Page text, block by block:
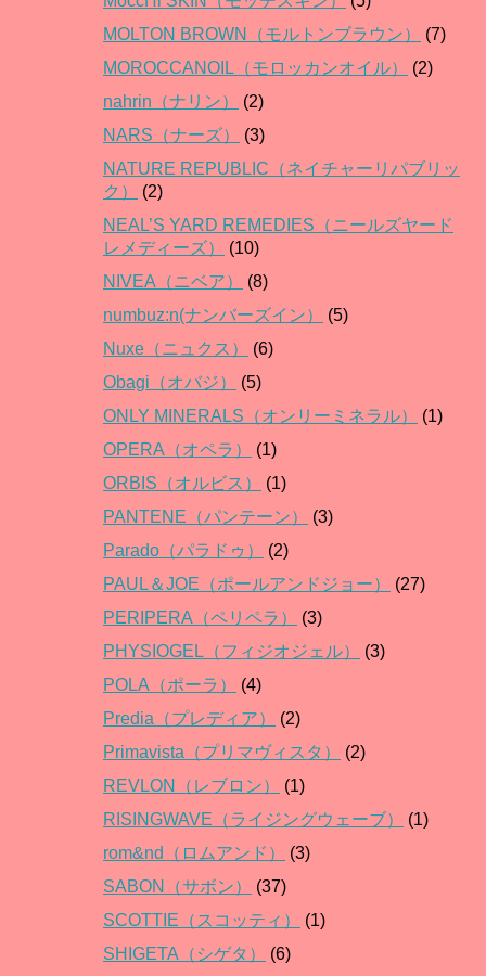
MOLTON BROWN（モルトンブラウン）
(7)
MOROCCANOIL（モロッカンオイル）
(2)
nahrin（ナリン）
(2)
NARS（ナーズ）
(3)
NATURE REPUBLIC（ネイチャーリパブリッ
ク）
(2)
NEAL’S YARD REMEDIES（ニールズヤード
レメディーズ）
(10)
NIVEA（ニベア）
(8)
numbuz:n(ナンバーズイン）
(5)
Nuxe（ニュクス）
(6)
Obagi（オバジ）
(5)
ONLY MINERALS（オンリーミネラル）
(1)
OPERA（オペラ）
(1)
ORBIS（オルビス）
(1)
PANTENE（パンテーン）
(3)
Parado（パラドゥ）
(2)
PAUL＆JOE（ポールアンドジョー）
(27)
PERIPERA（ペリペラ）
(3)
PHYSIOGEL（フィジオジェル）
(3)
POLA（ポーラ）
(4)
Predia（プレディア）
(2)
Primavista（プリマヴィスタ）
(2)
REVLON（レブロン）
(1)
RISINGWAVE（ライジングウェーブ）
(1)
rom&nd（ロムアンド）
(3)
SABON（サボン）
(37)
SCOTTIE（スコッティ）
(1)
SHIGETA（シゲタ）
(6)